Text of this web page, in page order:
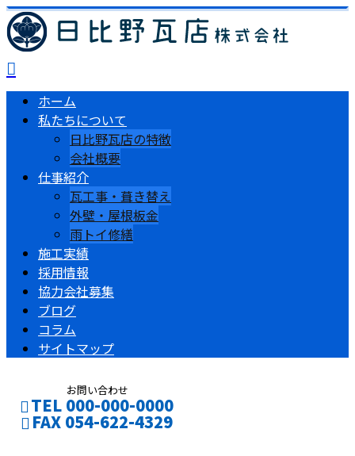
ホーム
私たちについて
日比野瓦店の特徴
会社概要
仕事紹介
瓦工事・葺き替え
外壁・屋根板金
雨トイ修繕
施工実績
採用情報
協力会社募集
ブログ
コラム
サイトマップ
お問い合わせ
TEL 000-000-0000
FAX 054-622-4329